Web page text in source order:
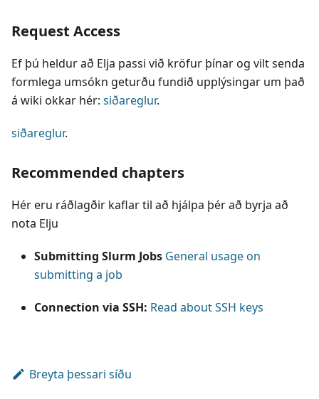
Request Access
Ef þú heldur að Elja passi við kröfur þínar og vilt senda
formlega umsókn geturðu fundið upplýsingar um það
á wiki okkar hér: siðareglur.
siðareglur.
Recommended chapters
Hér eru ráðlagðir kaflar til að hjálpa þér að byrja að
nota Elju
Submitting Slurm Jobs General usage on
submitting a job
Connection via SSH: Read about SSH keys
Breyta þessari síðu